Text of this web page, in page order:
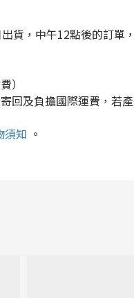
貨，中午12點後的訂單
）
回及負擔國際運費，若
須知 。